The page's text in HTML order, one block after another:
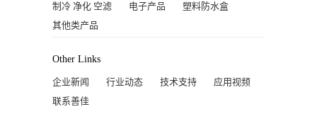
制冷 净化 空滤
电子产品
塑料防水盒
其他类产品
Other Links
企业新闻 行业动态 技术支持
应用视频
联系善佳